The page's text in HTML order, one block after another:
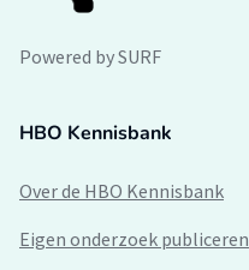
Powered by SURF
HBO Kennisbank
Over de HBO Kennisbank
Eigen onderzoek publiceren